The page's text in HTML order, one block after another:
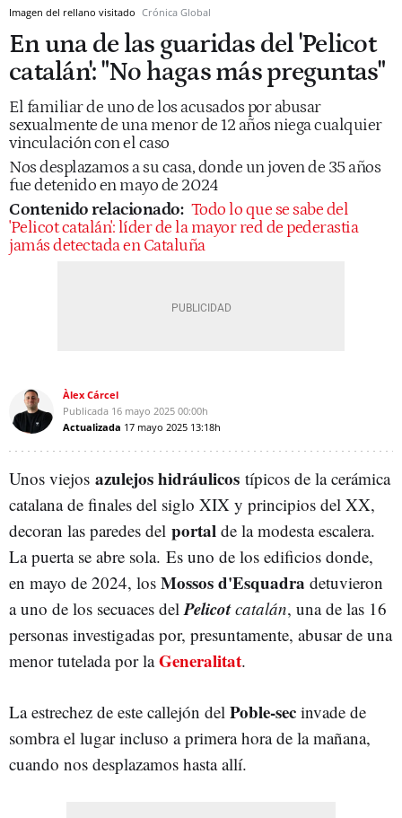
Imagen del rellano visitado Crónica Global
En una de las guaridas del 'Pelicot
catalán': "No hagas más preguntas"
El familiar de uno de los acusados por abusar
sexualmente de una menor de 12 años niega cualquier
vinculación con el caso
Nos desplazamos a su casa, donde un joven de 35 años
fue detenido en mayo de 2024
Contenido relacionado: Todo lo que se sabe del
'Pelicot catalán': líder de la mayor red de pederastia
jamás detectada en Cataluña
Àlex Cárcel
Publicada 16 mayo 2025 00:00h
Actualizada 17 mayo 2025 13:18h
Unos viejos azulejos hidráulicos típicos de la cerámica
catalana de finales del siglo XIX y principios del XX,
decoran las paredes del portal de la modesta escalera.
La puerta se abre sola. Es uno de los edificios donde,
en mayo de 2024, los Mossos d'Esquadra detuvieron
a uno de los secuaces delPelicotcatalán, una de las 16
personas investigadas por, presuntamente, abusar de una
menor tutelada por laGeneralitat.
La estrechez de este callejón del Poble-sec invade de
sombra el lugar incluso a primera hora de la mañana,
cuando nos desplazamos hasta allí.